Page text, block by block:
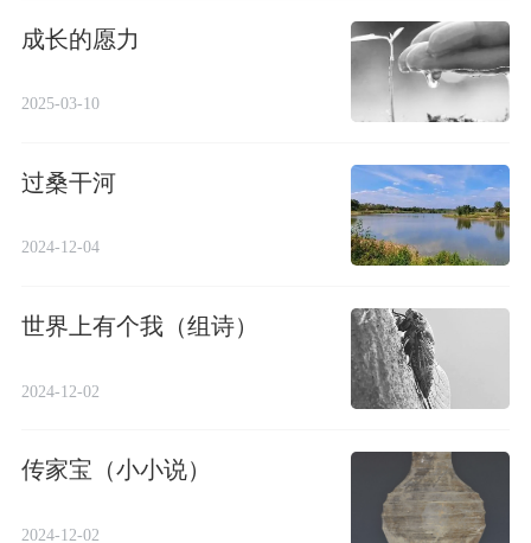
成长的愿力
2025-03-10
过桑干河
2024-12-04
世界上有个我（组诗）
2024-12-02
传家宝（小小说）
2024-12-02